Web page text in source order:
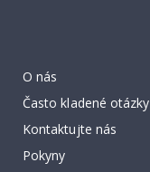
O nás
Často kladené otázky
Kontaktujte nás
Pokyny